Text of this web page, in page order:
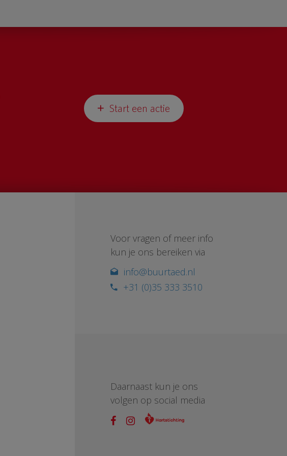
Start een actie
Voor vragen of meer info
kun je ons bereiken via
info@buurtaed.nl
+31 (0)35 333 3510
Daarnaast kun je ons
volgen op social media